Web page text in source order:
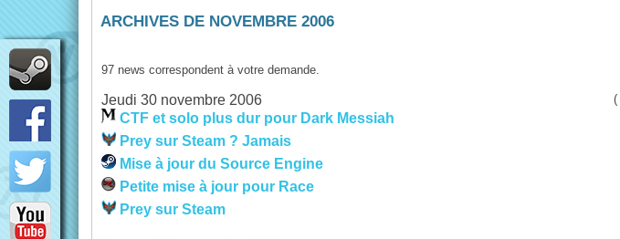
ARCHIVES DE NOVEMBRE 2006
97 news correspondent à votre demande.
(
Jeudi 30 novembre 2006
CTF et solo plus dur pour Dark Messiah
Prey sur Steam ? Jamais
Mise à jour du Source Engine
Petite mise à jour pour Race
Prey sur Steam